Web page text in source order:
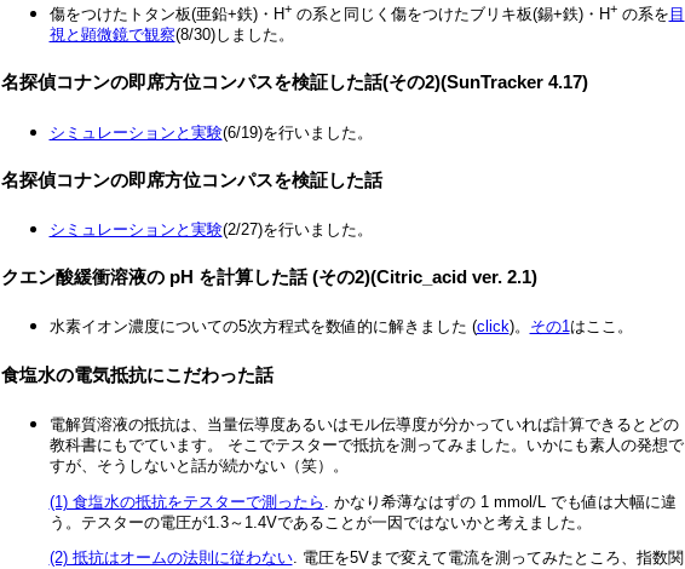
傷をつけたトタン板(亜鉛+鉄)・H+の系と同じく傷をつけたブリキ板(錫+鉄)・H+の系を 目
視と顕微鏡で観察(8/30)しました。
名探偵コナンの即席方位コンパスを検証した話(その2)(SunTracker 4.17)
シミュレーションと実験(6/19)を行いました。
名探偵コナンの即席方位コンパスを検証した話
シミュレーションと実験(2/27)を行いました。
クエン酸緩衝溶液の pH を計算した話 (その2)(Citric_acid ver. 2.1)
水素イオン濃度についての5次方程式を数値的に解きました (click)。 その1はここ。
食塩水の電気抵抗にこだわった話
電解質溶液の抵抗は、当量伝導度あるいはモル伝導度が分かっていれば計算できるとどの
教科書にもでています。 そこでテスターで抵抗を測ってみました。いかにも素人の発想で
すが、そうしないと話が続かない（笑）。
(1) 食塩水の抵抗をテスターで測ったら
. かなり希薄なはずの 1 mmol/L でも値は大幅に違
う。テスターの電圧が1.3～1.4Vであることが一因ではないかと考えました。
(2) 抵抗はオームの法則に従わない. 電圧を5Vまで変えて電流を測ってみたところ、指数関